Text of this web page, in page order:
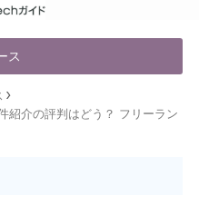
イド
ス
紹介の評判はどう？ フリーラン